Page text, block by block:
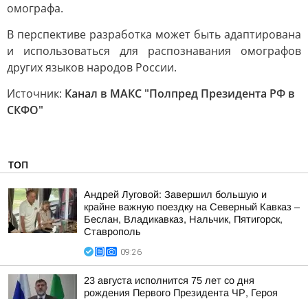
омографа.
В перспективе разработка может быть адаптирована
и использоваться для распознавания омографов
других языков народов России.
Источник: Канал в МАКС "Полпред Президента РФ в
СКФО"
ТОП
Андрей Луговой: Завершил большую и
крайне важную поездку на Северный Кавказ –
Беслан, Владикавказ, Нальчик, Пятигорск,
Ставрополь
09:26
23 августа исполнится 75 лет со дня
рождения Первого Президента ЧР, Героя